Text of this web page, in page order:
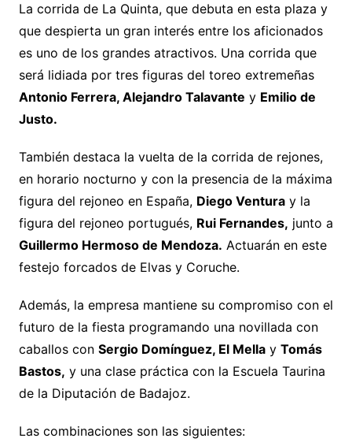
La corrida de La Quinta, que debuta en esta plaza y
que despierta un gran interés entre los aficionados
es uno de los grandes atractivos. Una corrida que
será lidiada por tres figuras del toreo extremeñas
Antonio Ferrera, Alejandro Talavante y Emilio de
Justo.
También destaca la vuelta de la corrida de rejones,
en horario nocturno y con la presencia de la máxima
figura del rejoneo en España, Diego Venturay la
figura del rejoneo portugués, Rui Fernandes, junto a
Guillermo Hermoso de Mendoza. Actuarán en este
festejo forcados de Elvas y Coruche.
Además, la empresa mantiene su compromiso con el
futuro de la fiesta programando una novillada con
caballos con Sergio Domínguez, El Mellay Tomás
Bastos, y una clase práctica con la Escuela Taurina
de la Diputación de Badajoz.
Las combinaciones son las siguientes: